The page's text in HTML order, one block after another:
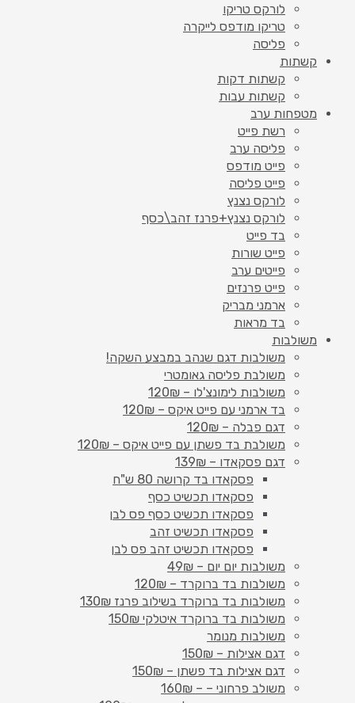
לורקס טריקו
טריקו מודפס לייקרה
פליסה
קשתות
קשתות דקות
קשתות עבות
מטפחות ערב
רשת פייט
פליסה ערב
פייט מודפס
פייט פליסה
לורקס נצנץ
לורקס נצנץ+פרנז זהב\כסף
בד פייט
פייט שורות
פייטים ערב
פייט פרנזים
ארמני מבריק
בד מראות
משולבות
משולבות דגם שנהב במבצע השקה!
משולבת פליסה גאומטרי
משולבות לימונצ'לו – 120₪
בד ארמני עם פייט איקס – 120₪
דגם פבלה – 120₪
משולבת בד פשתן עם פייט איקס – 120₪
דגם פסקאדו – 139₪
פסקאדו בד קרושה 80 ש"ח
פסקאדו תכשיט כסף
פסקאדו תכשיט כסף פס לבן
פסקאדו תכשיט זהב
פסקאדו תכשיט זהב פס לבן
משולבות יום יום – 49₪
משולבות בד ברוקרד – 120₪
משולבות בד ברוקרד בשילוב פרנז 130₪
משולבות בד ברוקרד איטלקי 150₪
משולבות מנומר
דגם אצילות – 150₪
דגם אצילות בד פשתן – 150₪
משולב פרחוני – – 160₪